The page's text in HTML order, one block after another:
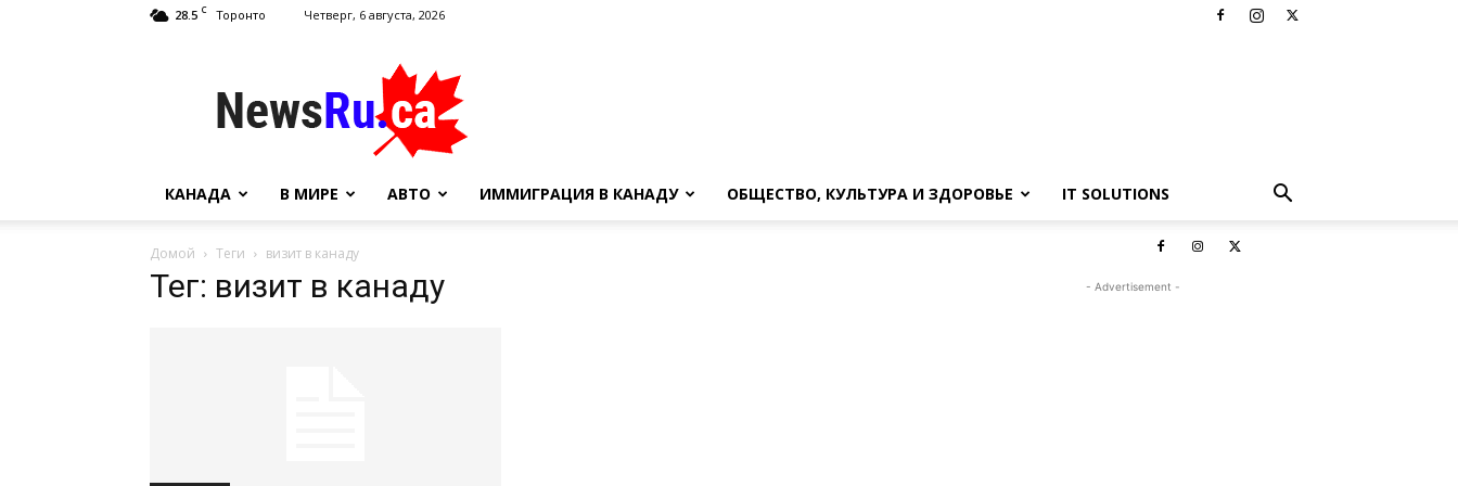
28.5 C Торонто Четверг, 6 августа, 2026
NewsRu.Ca
КАНАДА В МИРЕ АВТО ИММИГРАЦИЯ В КАНАДУ ОБЩЕСТВО, КУЛЬТУРА И ЗДОРОВЬЕ IT SOLUTIONS
Домой Теги визит в канаду
Тег: визит в канаду - Advertisement -